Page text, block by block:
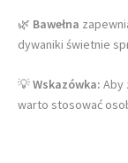
🌿 Bawełna
dywaniki świetnie
💡Wskazówka: Aby
warto stosować